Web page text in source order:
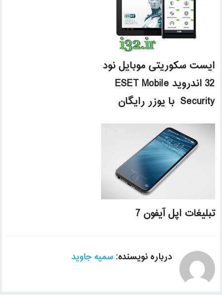
ایست سکوریتی موبایل نود
32 اندروید ESET Mobile
Security با یوزر رایگان
تبلیغات اپل آیفون 7
درباره نویسنده:سمیه جاوید